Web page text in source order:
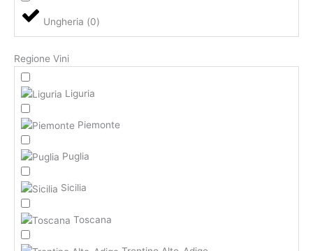
Ungheria (0)
Regione Vini
Liguria
Piemonte
Puglia
Sicilia
Toscana